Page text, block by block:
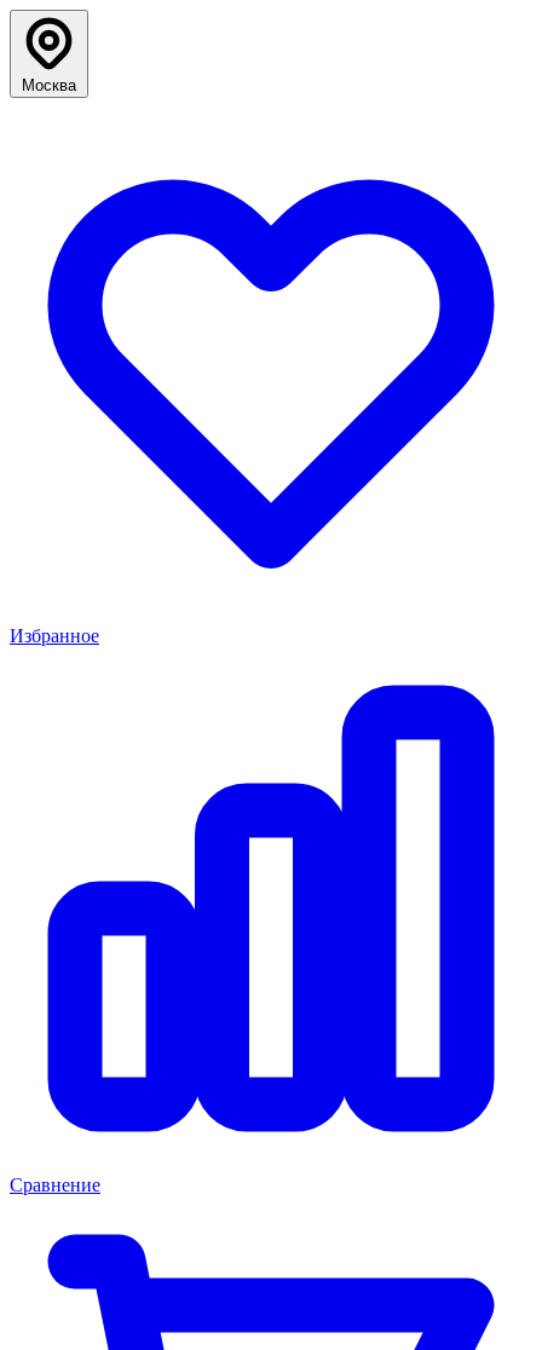
Москва
Избранное
Сравнение